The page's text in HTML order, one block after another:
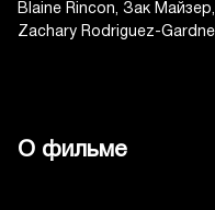
Blaine Rincon
Зак Майзер
Zachary Rodriguez-
О фильме